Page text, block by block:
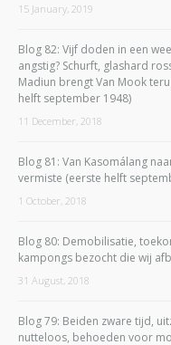
15 January, 2019
Blog 82: Vijf doden in een
angstig? Schurft, glashard
Madiun brengt Van Mook
helft september 1948)
11 December, 2018
Blog 81: Van Kasomálang
vermiste (eerste helft
1 October, 2018
Blog 80: Demobilisatie,
kampongs bezocht die wij
31 August, 2018
Blog 79: Beiden zware tijd,
nutteloos, behoeden voor